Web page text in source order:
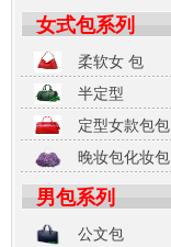
女式包系列
柔软女 包
半定型
定型女款包包
晚妆包化妆包
男包系列
公文包